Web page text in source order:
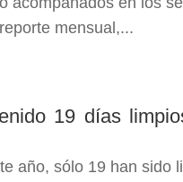
mensual,...
19 días
año, sólo 19 han sido